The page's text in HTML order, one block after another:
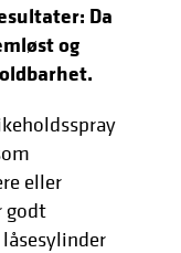
Da
og
eller
godt